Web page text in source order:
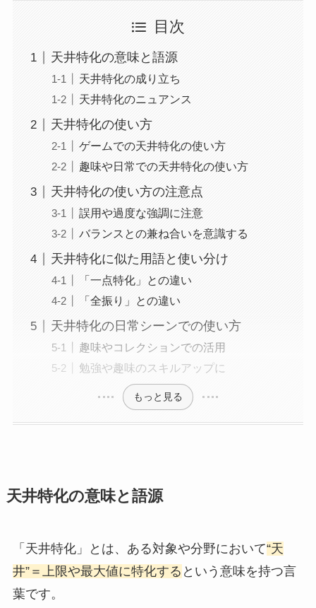
目次
天井特化の意味と語源
天井特化の成り立ち
天井特化のニュアンス
天井特化の使い方
ゲームでの天井特化の使い方
趣味や日常での天井特化の使い方
天井特化の使い方の注意点
誤用や過度な強調に注意
バランスとの兼ね合いを意識する
天井特化に似た用語と使い分け
「一点特化」との違い
「全振り」との違い
天井特化の日常シーンでの使い方
趣味やコレクションでの活用
勉強や趣味のスキルアップに
もっと見る
天井特化の意味と語源
「天井特化」とは、ある対象や分野において“天
井”＝上限や最大値に特化する という意味を持つ言
葉です。